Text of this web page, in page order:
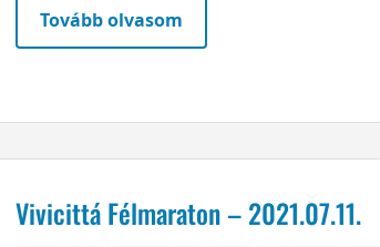
Tovább olvasom
Vivicittá Félmaraton – 2021.07.11.